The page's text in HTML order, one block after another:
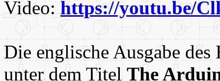
Video: https://youtu.be/
Die englische Ausgabe
unter dem Titel The